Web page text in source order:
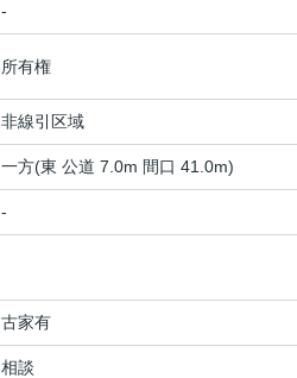
-
所有権
非線引区域
一方(東 公道 7.0m 間口 41.0m)
-
古家有
相談